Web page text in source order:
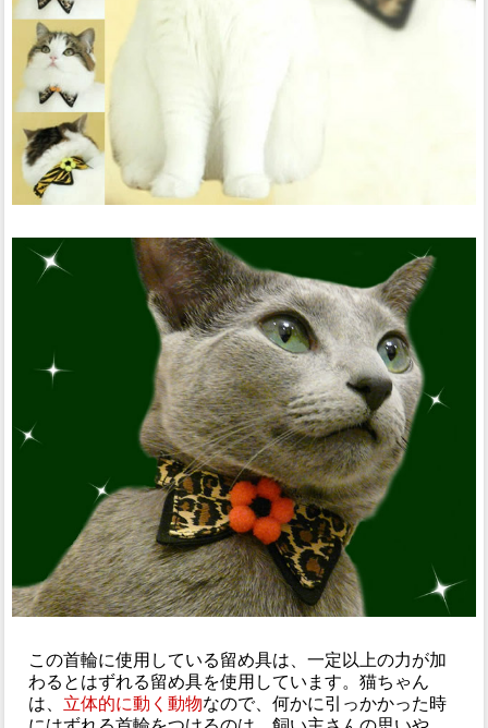
この首輪に使用している留め具は、一定以上の力が加
わるとはずれる留め具を使用しています。猫ちゃん
は、 立体的に動く動物なので、何かに引っかかった時